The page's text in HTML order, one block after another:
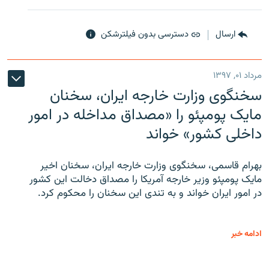
ارسال دسترسی بدون فیلترشکن
مرداد ۰۱, ۱۳۹۷
سخنگوی وزارت خارجه ایران، سخنان
مایک پومپئو را «مصداق مداخله در امور
داخلی کشور» خواند
بهرام قاسمی، سخنگوی وزارت خارجه ایران، سخنان اخیر
مایک پومپئو وزیر خارجه آمریکا را مصداق دخالت این کشور
در امور ایران خواند و به تندی این سخنان را محکوم کرد.
ادامه خبر